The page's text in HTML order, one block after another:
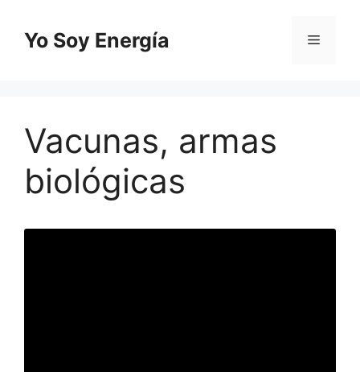
contenido
Yo Soy Energía Menú
Vacunas, armas
biológicas